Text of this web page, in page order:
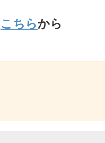
こちらから